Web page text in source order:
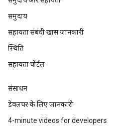
समुदाय
सहायता संबंधी खास जानकारी
स्थिति
सहायता पोर्टल
संसाधन
डेवलपर के लिए जानकारी
4-minute videos for developers